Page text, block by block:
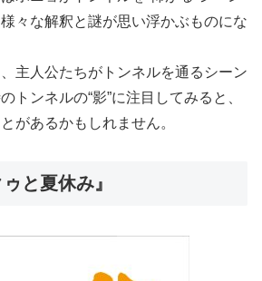
々な解釈と謎が思い浮かぶものにな
、主人公たちがトンネルを通るシーン
トンネルの“影”に注目してみると、
があるかもしれません。
と夏休み』